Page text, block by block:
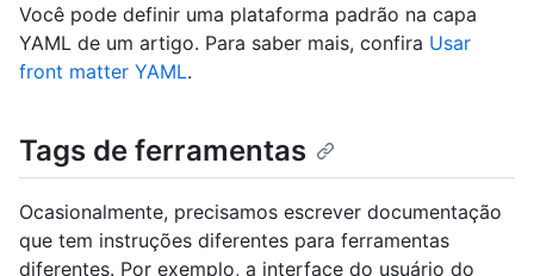
Você pode definir uma plataforma padrão na capa
YAML de um artigo. Para saber mais, confira Usar
front matter YAML.
Tags de ferramentas
Ocasionalmente, precisamos escrever documentação
que tem instruções diferentes para ferramentas
diferentes. Por exemplo, a interface do usuário do